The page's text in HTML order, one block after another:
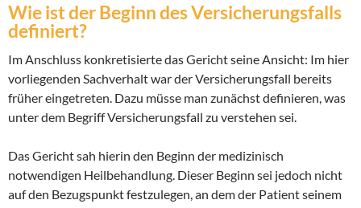
Wie ist der Beginn des Versicherungsfalls
definiert?
Im Anschluss konkretisierte das Gericht seine Ansicht: Im hier
vorliegenden Sachverhalt war der Versicherungsfall bereits
früher eingetreten. Dazu müsse man zunächst definieren, was
unter dem Begriff Versicherungsfall zu verstehen sei.
Das Gericht sah hierin den Beginn der medizinisch
notwendigen Heilbehandlung. Dieser Beginn sei jedoch nicht
auf den Bezugspunkt festzulegen, an dem der Patient seinem